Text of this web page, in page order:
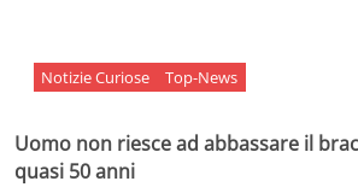
Notizie Curiose Top-News
Uomo non riesce ad abbassare il
quasi 50 anni